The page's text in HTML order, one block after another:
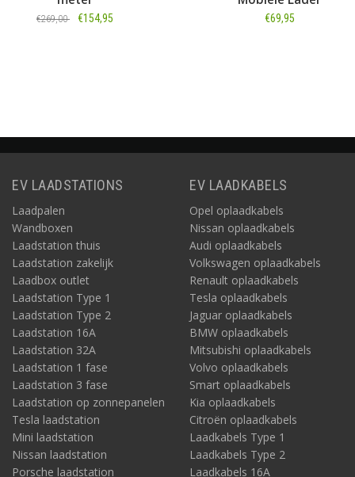
€269,00 €154,95 €69,95
EV LAADSTATIONS
Laadpalen
Wandboxen
Laadstation thuis
Laadstation zakelijk
Laadbox outlet
Laadstation Type 1
Laadstation Type 2
Laadstation 16A
Laadstation 32A
Laadstation 1 fase
Laadstation 3 fase
Laadstation op zonnepanelen
Tesla laadstation
Mini laadstation
Nissan laadstation
Porsche laadstation
EV LAADKABELS
Opel oplaadkabels
Nissan oplaadkabels
Audi oplaadkabels
Volkswagen oplaadkabels
Renault oplaadkabels
Tesla oplaadkabels
Jaguar oplaadkabels
BMW oplaadkabels
Mitsubishi oplaadkabels
Volvo oplaadkabels
Smart oplaadkabels
Kia oplaadkabels
Citroën oplaadkabels
Laadkabels Type 1
Laadkabels Type 2
Laadkabels 16A